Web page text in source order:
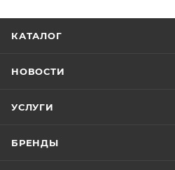
КАТАЛОГ
НОВОСТИ
УСЛУГИ
БРЕНДЫ